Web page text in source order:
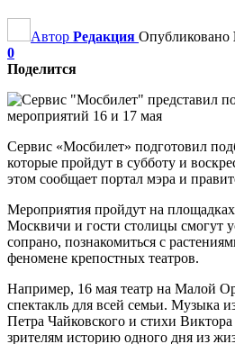
Автор Редакция Опубликовано
0
Поделится
Сервис «Мосбилет» подготовил
которые пройдут в субботу и
этом сообщает портал мэра и
Мероприятия пройдут на
Москвичи и гости столицы смогут
сопрано, познакомиться с
феномене крепостных театров.
Например, 16 мая театр на Малой
спектакль для всей семьи. Музыка
Петра Чайковского и стихи
зрителям историю одного дня из